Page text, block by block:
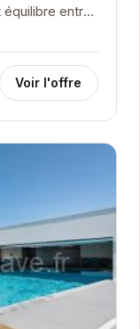
entre
À...
Voir l'offre